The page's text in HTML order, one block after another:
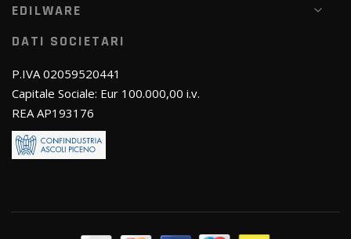
EDILWARE
DATI SOCIETARI
P.IVA 02059520441
Capitale Sociale: Eur 100.000,00 i.v.
REA AP193176